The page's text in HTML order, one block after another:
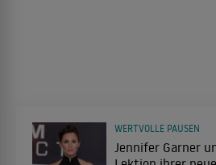
Jennifer Garner
WERTVOLLE PAUSEN